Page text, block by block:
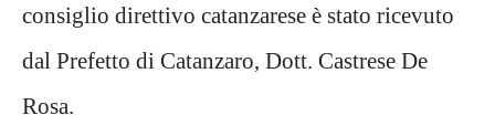
consiglio direttivo catanzarese è stato ricevuto
dal Prefetto di Catanzaro, Dott. Castrese De
Rosa.